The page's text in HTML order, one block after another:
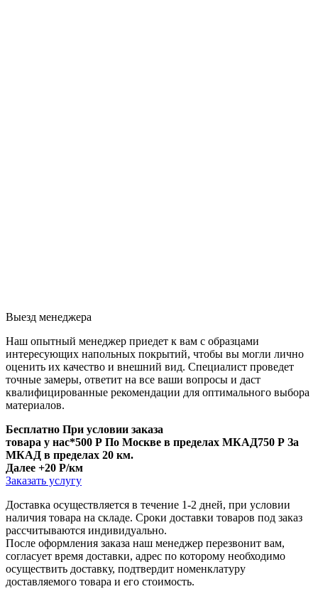
Выезд менеджера
Наш опытный менеджер приедет к вам с образцами
интересующих напольных покрытий, чтобы вы могли лично
оценить их качество и внешний вид. Специалист проведет
точные замеры, ответит на все ваши вопросы и даст
квалифицированные рекомендации для оптимального выбора
материалов.
Бесплатно При условии заказа
товара у нас*500 Р По Москве в пределах МКАД750 Р За
МКАД в пределах 20 км.
Далее +20 Р/км
Заказать услугу
Доставка осуществляется в течение 1-2 дней, при условии
наличия товара на складе. Сроки доставки товаров под заказ
рассчитываются индивидуально.
После оформления заказа наш менеджер перезвонит вам,
согласует время доставки, адрес по которому необходимо
осуществить доставку, подтвердит номенклатуру
доставляемого товара и его стоимость.